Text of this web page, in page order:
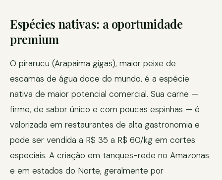
Espécies nativas: a oportunidade
premium
O pirarucu (Arapaima gigas), maior peixe de
escamas de água doce do mundo, é a espécie
nativa de maior potencial comercial. Sua carne —
firme, de sabor único e com poucas espinhas — é
valorizada em restaurantes de alta gastronomia e
pode ser vendida a R$ 35 a R$ 60/kg em cortes
especiais. A criação em tanques-rede no Amazonas
e em estados do Norte, geralmente por